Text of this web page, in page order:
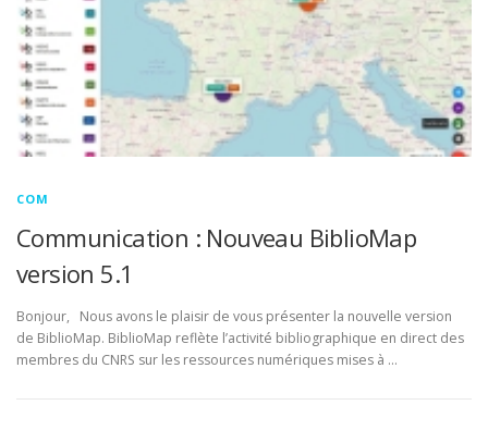
COM DOCUMENTATION ENGLISH
COM
Communication : Nouveau BiblioMap
version 5.1
Bonjour, Nous avons le plaisir de vous présenter la nouvelle version
de BiblioMap. BiblioMap reflète l’activité bibliographique en direct des
membres du CNRS sur les ressources numériques mises à …